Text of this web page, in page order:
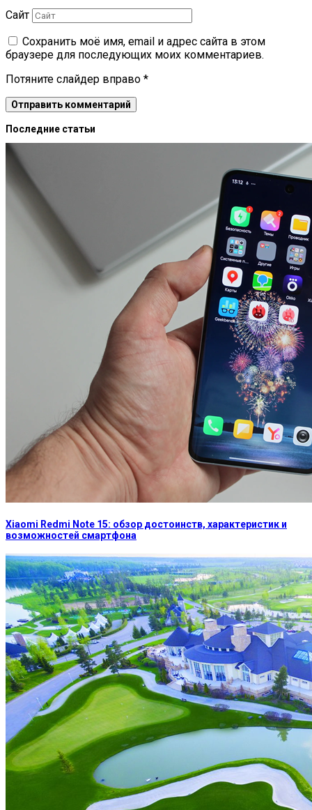
Сайт
Сохранить моё имя, email и адрес сайта в этом
браузере для последующих моих комментариев.
Потяните слайдер вправо *
Последние статьи
Xiaomi Redmi Note 15: обзор достоинств, характеристик и
возможностей смартфона